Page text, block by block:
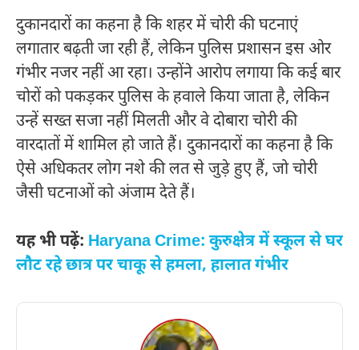
दुकानदारों का कहना है कि शहर में चोरी की घटनाएं
लगातार बढ़ती जा रही हैं, लेकिन पुलिस प्रशासन इस ओर
गंभीर नजर नहीं आ रहा। उन्होंने आरोप लगाया कि कई बार
चोरों को पकड़कर पुलिस के हवाले किया जाता है, लेकिन
उन्हें सख्त सजा नहीं मिलती और वे दोबारा चोरी की
वारदातों में शामिल हो जाते हैं। दुकानदारों का कहना है कि
ऐसे अधिकतर लोग नशे की लत से जुड़े हुए हैं, जो चोरी
जैसी घटनाओं को अंजाम देते हैं।
यह भी पढ़ें: Haryana Crime: कुरुक्षेत्र में स्कूल से घर
लौट रहे छात्र पर चाकू से हमला, हालात गंभीर